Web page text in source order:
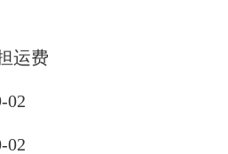
运费
02
02